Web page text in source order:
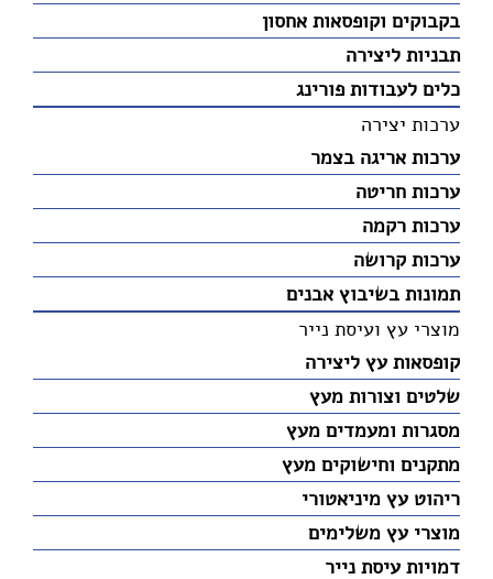
בקבוקים וקופסאות אחסון
תבניות ליצירה
כלים לעבודות פורינג
ערכות יצירה
ערכות אריגה בצמר
ערכות חריטה
ערכות רקמה
ערכות קרושה
תמונות בשיבוץ אבנים
מוצרי עץ ועיסת נייר
קופסאות עץ ליצירה
שלטים וצורות מעץ
מסגרות ומעמדים מעץ
מתקנים וחישוקים מעץ
ריהוט עץ מיניאטורי
מוצרי עץ משלימים
דמויות עיסת נייר